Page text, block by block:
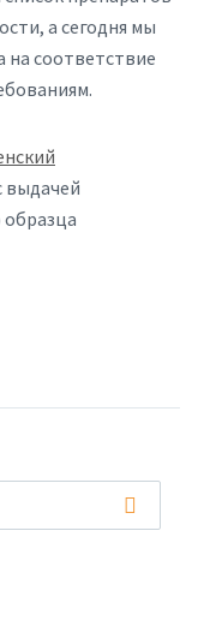
а сегодня мы
на соответствие
выдачей
образца